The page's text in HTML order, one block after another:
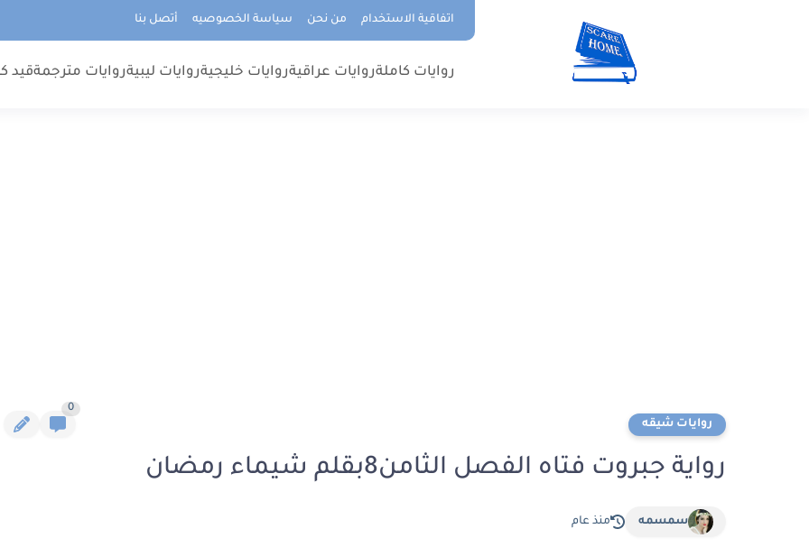
اتفاقية الاستخدام من نحن سياسة الخصوصيه أتصل بنا
روايات كاملةروايات عراقيةروايات خليجيةروايات ليبيةروايات مترجمةقيد
روايات شيقه
0
رواية جبروت فتاه الفصل الثامن8بقلم شيماء رمضان
سمسمه منذ عام